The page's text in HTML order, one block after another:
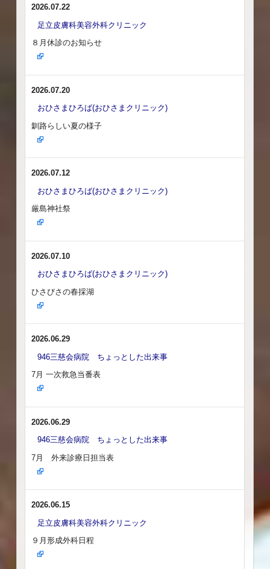
2026.07.22
足立皮膚科美容外科クリニック
８月休診のお知らせ
2026.07.20
おひさまひろば(おひさまクリニック)
釧路らしい夏の様子
2026.07.12
おひさまひろば(おひさまクリニック)
厳島神社祭
2026.07.10
おひさまひろば(おひさまクリニック)
ひさびさの春採湖
2026.06.29
946三慈会病院 ちょっとした出来事
7月 一次救急当番表
2026.06.29
946三慈会病院 ちょっとした出来事
7月 外来診療日担当表
2026.06.15
足立皮膚科美容外科クリニック
９月形成外科日程